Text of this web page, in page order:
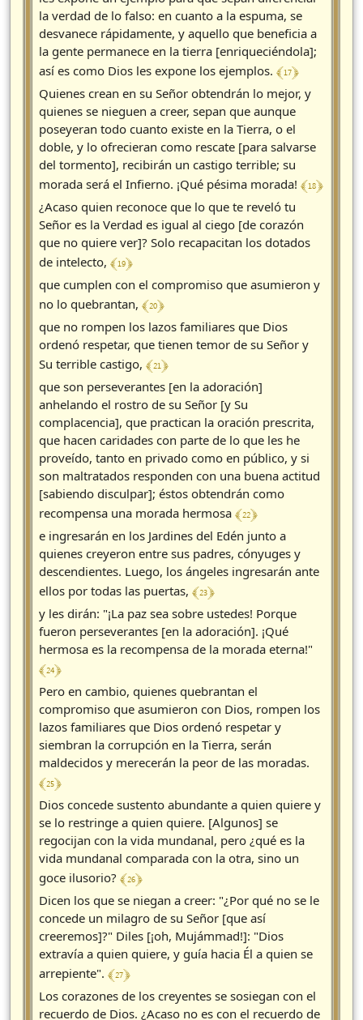
la verdad de lo falso: en cuanto a la espuma, se
desvanece rápidamente, y aquello que beneficia a
la gente permanece en la tierra [enriqueciéndola];
así es como Dios les expone los ejemplos. ﴾ 17 ﴿
Quienes crean en su Señor obtendrán lo mejor, y
quienes se nieguen a creer, sepan que aunque
poseyeran todo cuanto existe en la Tierra, o el
doble, y lo ofrecieran como rescate [para salvarse
del tormento], recibirán un castigo terrible; su
morada será el Infierno. ¡Qué pésima morada! ﴾ 18 ﴿
¿Acaso quien reconoce que lo que te reveló tu
Señor es la Verdad es igual al ciego [de corazón
que no quiere ver]? Solo recapacitan los dotados
de intelecto, ﴾ 19 ﴿
que cumplen con el compromiso que asumieron y
no lo quebrantan, ﴾ 20 ﴿
que no rompen los lazos familiares que Dios
ordenó respetar, que tienen temor de su Señor y
Su terrible castigo, ﴾ 21 ﴿
que son perseverantes [en la adoración]
anhelando el rostro de su Señor [y Su
complacencia], que practican la oración prescrita,
que hacen caridades con parte de lo que les he
proveído, tanto en privado como en público, y si
son maltratados responden con una buena actitud
[sabiendo disculpar]; éstos obtendrán como
recompensa una morada hermosa ﴾ 22 ﴿
e ingresarán en los Jardines del Edén junto a
quienes creyeron entre sus padres, cónyuges y
descendientes. Luego, los ángeles ingresarán ante
ellos por todas las puertas, ﴾ 23 ﴿
y les dirán: "¡La paz sea sobre ustedes! Porque
fueron perseverantes [en la adoración]. ¡Qué
hermosa es la recompensa de la morada eterna!"
﴾ 24 ﴿
Pero en cambio, quienes quebrantan el
compromiso que asumieron con Dios, rompen los
lazos familiares que Dios ordenó respetar y
siembran la corrupción en la Tierra, serán
maldecidos y merecerán la peor de las moradas.
﴾ 25 ﴿
Dios concede sustento abundante a quien quiere y
se lo restringe a quien quiere. [Algunos] se
regocijan con la vida mundanal, pero ¿qué es la
vida mundanal comparada con la otra, sino un
goce ilusorio? ﴾ 26 ﴿
Dicen los que se niegan a creer: "¿Por qué no se le
concede un milagro de su Señor [que así
creeremos]?" Diles [¡oh, Mujámmad!]: "Dios
extravía a quien quiere, y guía hacia Él a quien se
arrepiente". ﴾ 27 ﴿
Los corazones de los creyentes se sosiegan con el
recuerdo de Dios. ¿Acaso no es con el recuerdo de